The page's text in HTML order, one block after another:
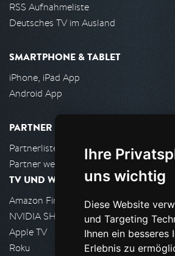
Ihre
uns wichtig
Diese Website
und Targeting
Ihnen ein besseres
Erlebnis zu
RSS Aufnahmeliste
Deutsches TV im Ausland
SMARTPHONE & TABLET
iPhone, iPad App
Android App
PARTNER
Partnerliste
Partner werden
TV UND WOHNZIMMER
Amazon FireTV
NVIDIA SHIELD, Google TV
Apple TV
Roku